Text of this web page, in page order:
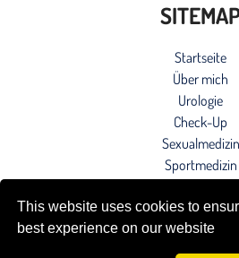
This website uses cookies to
best experience on our website
Startseite
Über mich
Urologie
Check-Up
Sexualmedizin
Sportmedizin
Kontakt
Impressum